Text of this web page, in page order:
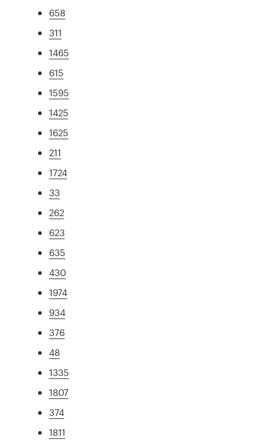
658
311
1465
615
1595
1425
1625
211
1724
33
262
623
635
430
1974
934
376
48
1335
1807
374
1811